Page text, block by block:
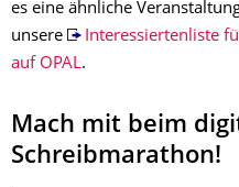
es eine ähnliche
unsere
Interessiertenliste
auf OPAL.
Mach mit beim
Schreibmarathon!